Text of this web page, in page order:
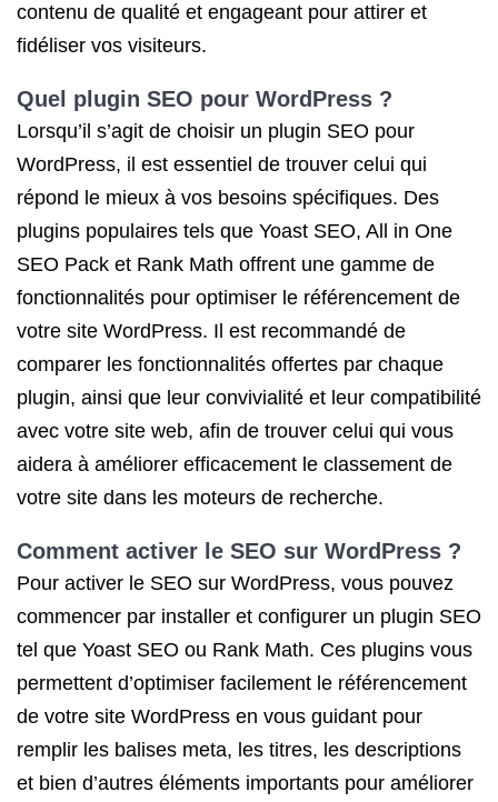
contenu de qualité et engageant pour attirer et
fidéliser vos visiteurs.
Quel plugin SEO pour WordPress ?
Lorsqu’il s’agit de choisir un plugin SEO pour
WordPress, il est essentiel de trouver celui qui
répond le mieux à vos besoins spécifiques. Des
plugins populaires tels que Yoast SEO, All in One
SEO Pack et Rank Math offrent une gamme de
fonctionnalités pour optimiser le référencement de
votre site WordPress. Il est recommandé de
comparer les fonctionnalités offertes par chaque
plugin, ainsi que leur convivialité et leur compatibilité
avec votre site web, afin de trouver celui qui vous
aidera à améliorer efficacement le classement de
votre site dans les moteurs de recherche.
Comment activer le SEO sur WordPress ?
Pour activer le SEO sur WordPress, vous pouvez
commencer par installer et configurer un plugin SEO
tel que Yoast SEO ou Rank Math. Ces plugins vous
permettent d’optimiser facilement le référencement
de votre site WordPress en vous guidant pour
remplir les balises meta, les titres, les descriptions
et bien d’autres éléments importants pour améliorer